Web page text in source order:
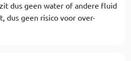
dus geen water of andere fluid
dus geen risico voor over-